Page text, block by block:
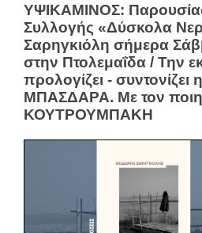
ΥΨΙΚΑΜΙΝΟΣ:
Συλλογής «Δύσκολα
Σαρηγκιόλη σήμερα
στην Πτολεμαΐδα / Την
προλογίζει -
ΜΠΑΣΔΑΡΑ. Με τον
ΚΟΥΤΡΟΥΜΠΑΚΗ